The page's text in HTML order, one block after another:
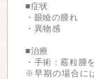
■症状
・眼瞼の腫れ
・異物感
■治療
・手術：霰粒腫
※早期の場合に